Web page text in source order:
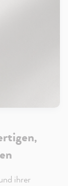
ihrer